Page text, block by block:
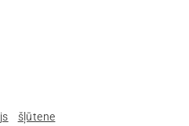
šļūtene